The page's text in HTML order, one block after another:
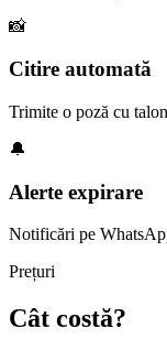
📸
Citire automată
Trimite o poză cu
🔔
Alerte expirare
Notificări pe
Prețuri
Cât costă?